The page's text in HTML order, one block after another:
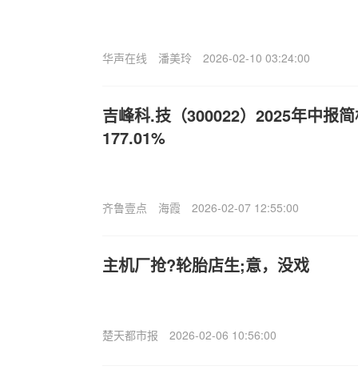
华声在线 潘美玲 2026-02-10 03:24:00
吉峰科.技（300022）2025年中报
177.01%
齐鲁壹点 海霞 2026-02-07 12:55:00
主机厂抢?轮胎店生;意，没戏
楚天都市报 2026-02-06 10:56:00